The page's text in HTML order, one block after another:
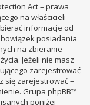
Act – prawa
na właścicieli
informacje od
posiadania
na zbieranie
Jeżeli nie masz
zarejestrować
się zarejestrować –
Grupa phpBB™
poniżej